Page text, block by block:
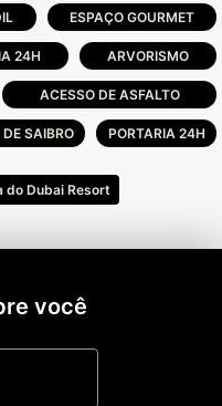
da infraestrutura
conforto e que
do ano, serem
de areia,
espelho d'água
de bocha;
Boliche, Cinema,
de futebol 7
ESPAÇO GOURMET
24H ARVORISMO
ACESSO DE ASFALTO
SAIBRO PORTARIA 24H
do Dubai Resort
você